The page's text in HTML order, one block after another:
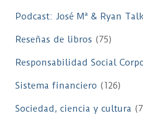
Podcast: José Mª & Ryan
Reseñas de libros (75)
Responsabilidad Social
Sistema financiero (126)
Sociedad, ciencia y cultura